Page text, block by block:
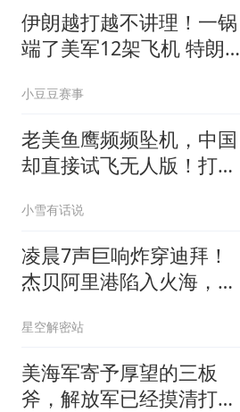
伊朗越打越不讲理！一锅
端了美军12架飞机 特朗普
小豆豆赛事
老美鱼鹰频频坠机，中国
却直接试飞无人版！打着
小雪有话说
凌晨7声巨响炸穿迪拜！
杰贝阿里港陷入火海，美
彻底心寒
星空解密站
美海军寄予厚望的三板
斧，解放军已经摸清打